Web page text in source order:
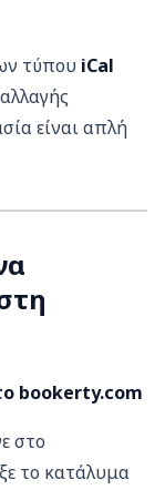
τύπου iCal
είναι απλή
bookerty.com
στο
το κατάλυμα